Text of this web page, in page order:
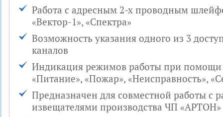
Работа с адресным 2-х проводным
«Вектор-1», «Спектра»
Возможность указания одного из 3
каналов
Индикация режимов работы при помощи
«Питание», «Пожар», «Неисправность»,
Предназначен для совместной работы с
извещателями производства ЧП «АРТОН»